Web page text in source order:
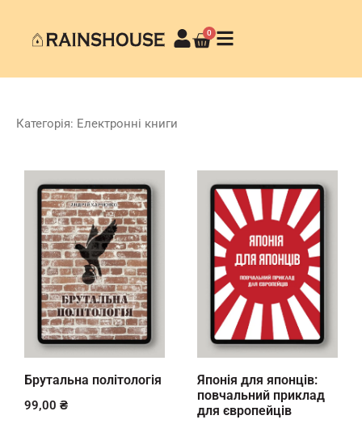
0
Категорія: Електронні книги
Брутальна політологія
99,00 ₴
Японія для японців:
повчальний приклад
для європейців